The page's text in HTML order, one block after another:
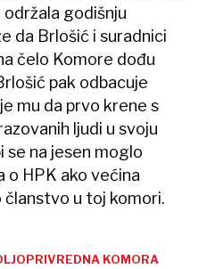
održala godišnju
da Brlošić i suradnici
čelo Komore dođu
pak odbacuje
mu da prvo krene s
ljudi u svoju
se na jesen moglo
o HPK ako većina
u toj komori.
KOMORA